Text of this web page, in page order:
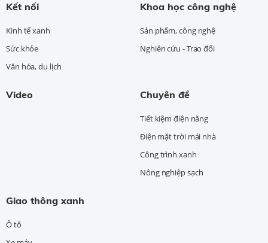
Kết nối
Kinh tế xanh
Sức khỏe
Văn hóa, du lịch
Khoa học công nghệ
Sản phẩm, công nghệ
Nghiên cứu - Trao đổi
Video Chuyên đề
Tiết kiệm điện năng
Điện mặt trời mái nhà
Công trình xanh
Nông nghiệp sạch
Giao thông xanh
Ô tô